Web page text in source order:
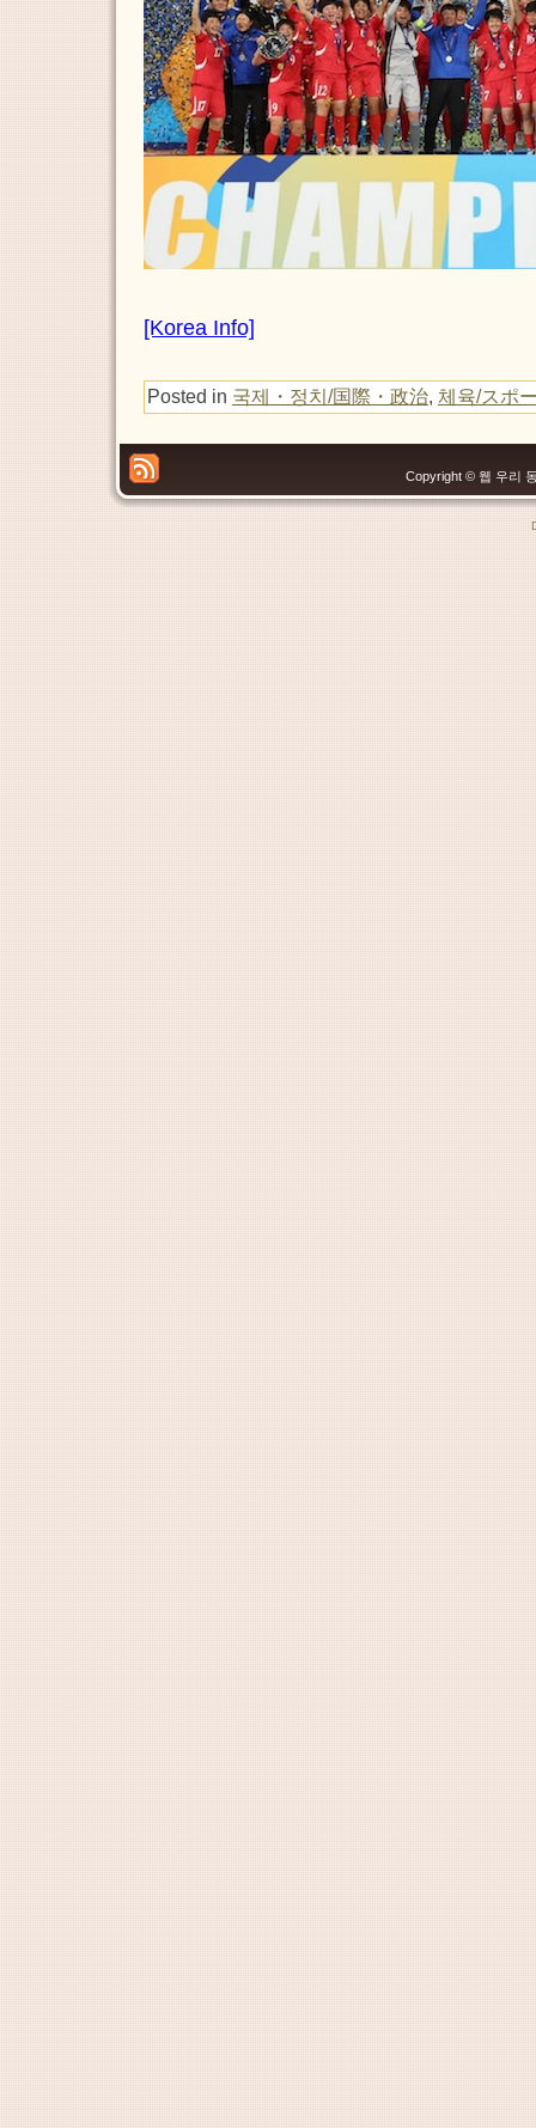
[Korea Info]
Posted in 국제・정치/国際・政治 체육/スポ
Copyright © 웹 우리